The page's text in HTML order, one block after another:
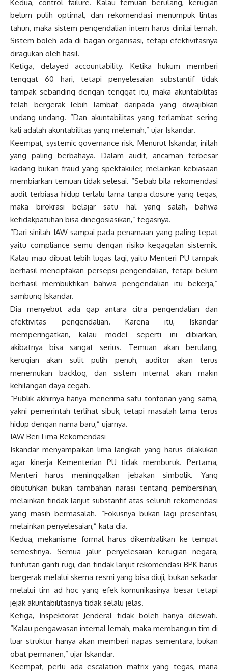
Kedua, control failure. Kalau temuan berulang, kerugian
belum pulih optimal, dan rekomendasi menumpuk lintas
tahun, maka sistem pengendalian intern harus dinilai lemah.
Sistem boleh ada di bagan organisasi, tetapi efektivitasnya
diragukan oleh hasil.
Ketiga, delayed accountability. Ketika hukum memberi
tenggat 60 hari, tetapi penyelesaian substantif tidak
tampak sebanding dengan tenggat itu, maka akuntabilitas
telah bergerak lebih lambat daripada yang diwajibkan
undang-undang. “Dan akuntabilitas yang terlambat sering
kali adalah akuntabilitas yang melemah,” ujar Iskandar.
Keempat, systemic governance risk. Menurut Iskandar, inilah
yang paling berbahaya. Dalam audit, ancaman terbesar
kadang bukan fraud yang spektakuler, melainkan kebiasaan
membiarkan temuan tidak selesai. “Sebab bila rekomendasi
audit terbiasa hidup terlalu lama tanpa closure yang tegas,
maka birokrasi belajar satu hal yang salah, bahwa
ketidakpatuhan bisa dinegosiasikan,” tegasnya.
“Dari sinilah IAW sampai pada penamaan yang paling tepat
yaitu compliance semu dengan risiko kegagalan sistemik.
Kalau mau dibuat lebih lugas lagi, yaitu Menteri PU tampak
berhasil menciptakan persepsi pengendalian, tetapi belum
berhasil membuktikan bahwa pengendalian itu bekerja,”
sambung Iskandar.
Dia menyebut ada gap antara citra pengendalian dan
efektivitas pengendalian. Karena itu, Iskandar
memperingatkan, kalau model seperti ini dibiarkan,
akibatnya bisa sangat serius. Temuan akan berulang,
kerugian akan sulit pulih penuh, auditor akan terus
menemukan backlog, dan sistem internal akan makin
kehilangan daya cegah.
“Publik akhirnya hanya menerima satu tontonan yang sama,
yakni pemerintah terlihat sibuk, tetapi masalah lama terus
hidup dengan nama baru,” ujarnya.
IAW Beri Lima Rekomendasi
Iskandar menyampaikan lima langkah yang harus dilakukan
agar kinerja Kementerian PU tidak memburuk. Pertama,
Menteri harus meninggalkan jebakan simbolik. Yang
dibutuhkan bukan tambahan narasi tentang pembersihan,
melainkan tindak lanjut substantif atas seluruh rekomendasi
yang masih bermasalah. “Fokusnya bukan lagi presentasi,
melainkan penyelesaian,” kata dia.
Kedua, mekanisme formal harus dikembalikan ke tempat
semestinya. Semua jalur penyelesaian kerugian negara,
tuntutan ganti rugi, dan tindak lanjut rekomendasi BPK harus
bergerak melalui skema resmi yang bisa diuji, bukan sekadar
melalui tim ad hoc yang efek komunikasinya besar tetapi
jejak akuntabilitasnya tidak selalu jelas.
Ketiga, Inspektorat Jenderal tidak boleh hanya dilewati.
“Kalau pengawasan internal lemah, maka membangun tim di
luar struktur hanya akan memberi napas sementara, bukan
obat permanen,” ujar Iskandar.
Keempat, perlu ada escalation matrix yang tegas, mana